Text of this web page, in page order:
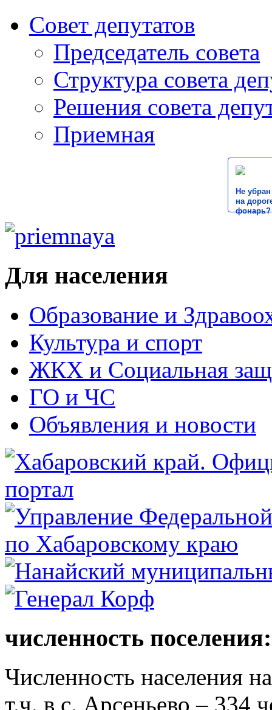
Совет депутатов
Председатель совета
Структура совета
Решения совета
Приемная
Не
на
фонарь?
Для населения
Образование и
Культура и спорт
ЖКХ и Социальная
ГО и ЧС
Объявления и новости
численность поселения:
Численность населения
т.ч. в с. Арсеньево – 334